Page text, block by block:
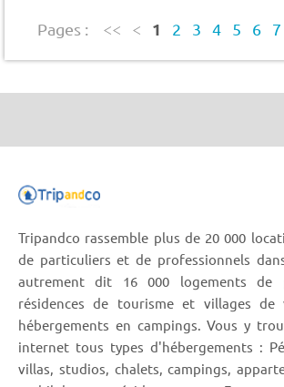
Pages : << < 1 2 3 4 5 6 7
Tripandco rassemble plus de 20 000
de particuliers et de professionnels
autrement dit 16 000 logements de
résidences de tourisme et villages de
hébergements en campings. Vous y
internet tous types d'hébergements :
villas, studios, chalets, campings,